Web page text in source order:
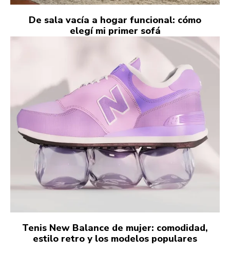
De sala vacía a hogar funcional: cómo
elegí mi primer sofá
Tenis New Balance de mujer: comodidad,
estilo retro y los modelos populares